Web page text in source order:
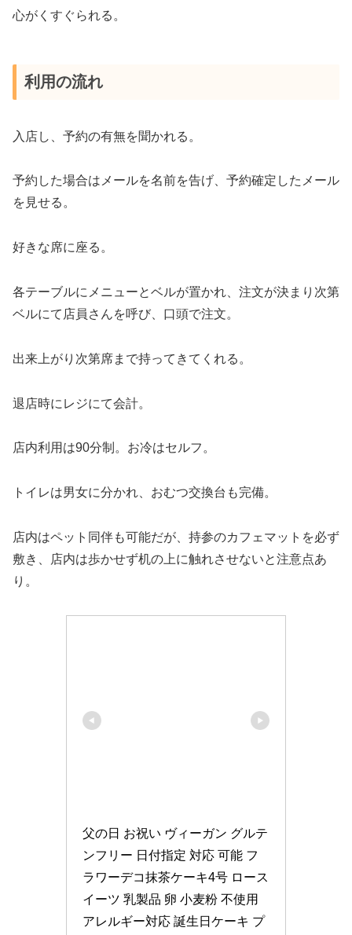
心がくすぐられる。
利用の流れ
入店し、予約の有無を聞かれる。
予約した場合はメールを名前を告げ、予約確定したメール
を見せる。
好きな席に座る。
各テーブルにメニューとベルが置かれ、注文が決まり次第
ベルにて店員さんを呼び、口頭で注文。
出来上がり次第席まで持ってきてくれる。
退店時にレジにて会計。
店内利用は90分制。お冷はセルフ。
トイレは男女に分かれ、おむつ交換台も完備。
店内はペット同伴も可能だが、持参のカフェマットを必ず
敷き、店内は歩かせず机の上に触れさせないと注意点あ
り。
父の日 お祝い ヴィーガン グルテ
ンフリー 日付指定 対応 可能 フ
ラワーデコ抹茶ケーキ4号 ロース
イーツ 乳製品 卵 小麦粉 不使用
アレルギー対応 誕生日ケーキ プ